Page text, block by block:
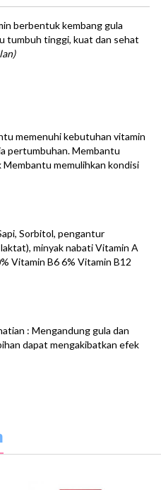
berbentuk kembang gula
tumbuh tinggi, kuat dan sehat
memenuhi kebutuhan vitamin
pertumbuhan. Membantu
Membantu memulihkan kondisi
Sorbitol, pengantur
minyak nabati Vitamin A
Vitamin B6 6% Vitamin B12
: Mengandung gula dan
dapat mengakibatkan efek